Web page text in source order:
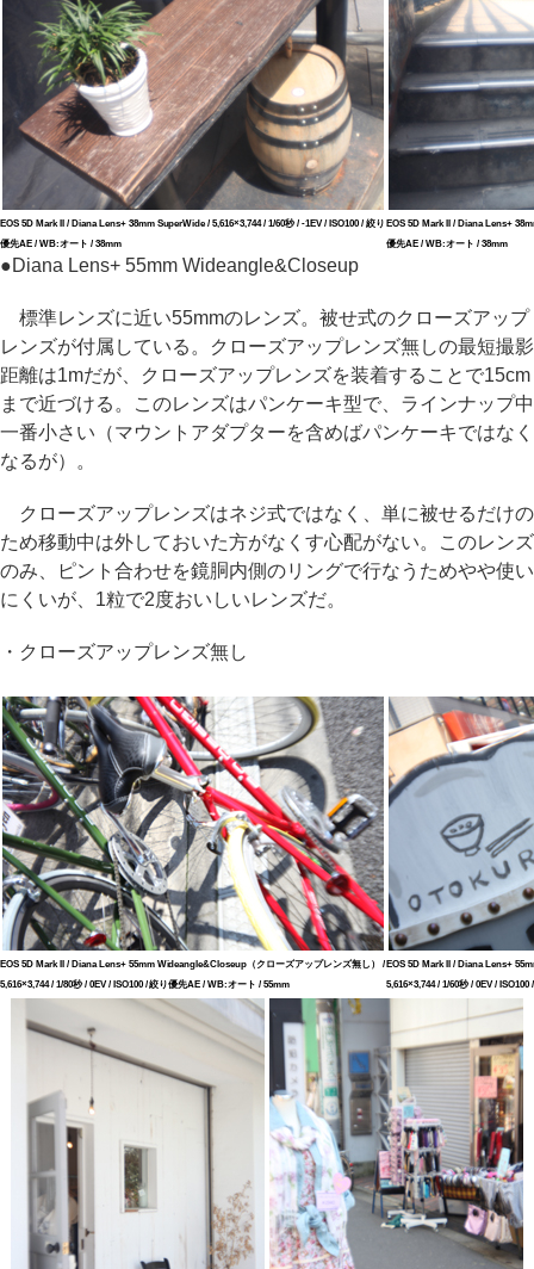
EOS 5D Mark II / Diana Lens+ 38mm SuperWide / 5,616×3,744 / 1/60秒 / -1EV / ISO100 / 絞り
優先AE / WB:オート / 38mm
EOS 5D Mark II / Diana Lens+
優先AE / WB:オート / 38mm
●Diana Lens+ 55mm Wideangle&Closeup
標準レンズに近い55mmのレンズ。被せ式のクローズアップ
レンズが付属している。クローズアップレンズ無しの最短撮影
距離は1mだが、クローズアップレンズを装着することで15cm
まで近づける。このレンズはパンケーキ型で、ラインナップ中
一番小さい（マウントアダプターを含めばパンケーキではなく
なるが）。
クローズアップレンズはネジ式ではなく、単に被せるだけの
ため移動中は外しておいた方がなくす心配がない。このレンズ
のみ、ピント合わせを鏡胴内側のリングで行なうためやや使い
にくいが、1粒で2度おいしいレンズだ。
・クローズアップレンズ無し
EOS 5D Mark II / Diana Lens+ 55mm Wideangle&Closeup（クローズアップレンズ無し） /
5,616×3,744 / 1/80秒 / 0EV / ISO100 / 絞り優先AE / WB:オート / 55mm
EOS 5D Mark II / Diana Lens+
5,616×3,744 / 1/60秒 / 0EV /